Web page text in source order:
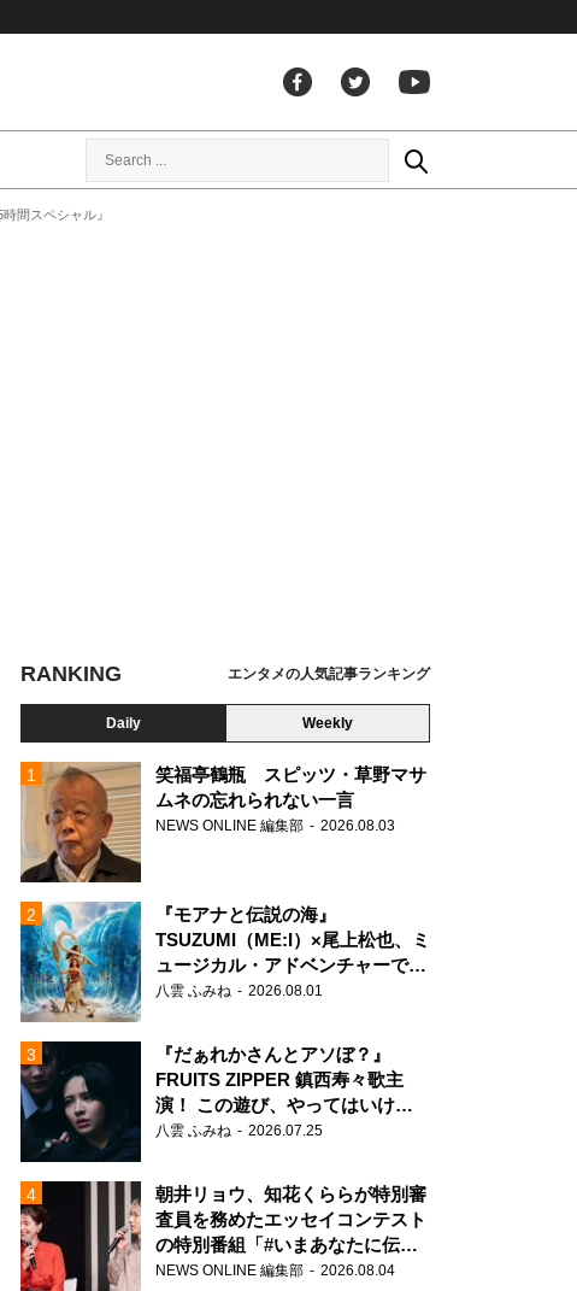
間スペシャル』
RANKING エンタメの人気記事ランキング
Daily Weekly
笑福亭鶴瓶 スピッツ・草野マサ
ムネの忘れられない一言
NEWS ONLINE 編集部 2026.08.03
『モアナと伝説の海』
TSUZUMI（ME:I）×尾上松也、ミ
ュージカル・アドベンチャーで美
声を響かせる
八雲 ふみね 2026.08.01
『だぁれかさんとアソぼ？』
FRUITS ZIPPER 鎮西寿々歌主
演！ この遊び、やってはいけま
せん。
八雲 ふみね 2026.07.25
朝井リョウ、知花くららが特別審
査員を務めたエッセイコンテスト
の特別番組「#いまあなたに伝え
たいこと」
NEWS ONLINE 編集部 2026.08.04